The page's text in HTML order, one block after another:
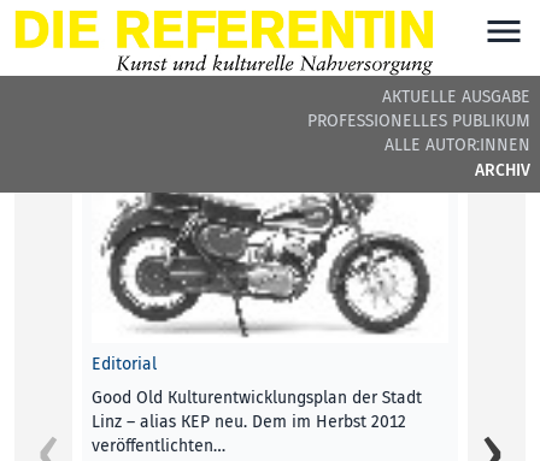
AKTUELLE AUSGABE
PROFESSIONELLES PUBLIKUM
ALLE AUTOR:INNEN
ARCHIV
DIE REFERENTIN #18 - BEITRÄGE DER AUSGABE
Editorial
Good Old Kulturentwicklungsplan der Stadt
Linz – alias KEP neu. Dem im Herbst 2012
veröffentlichten…